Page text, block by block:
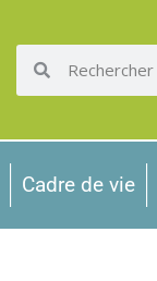
Cadre de vie